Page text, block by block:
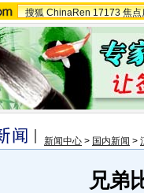
搜狐 ChinaRen 17173 焦点
新闻中心 > 国内新闻 >
兄弟